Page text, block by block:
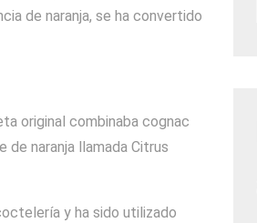
de naranja, se ha convertido
original combinaba cognac
de naranja llamada Citrus
y ha sido utilizado